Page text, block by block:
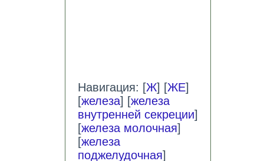
Навигация: [Ж] [ЖЕ]
[железа] [железа
внутренней секреции]
[железа молочная]
[железа
поджелудочная]